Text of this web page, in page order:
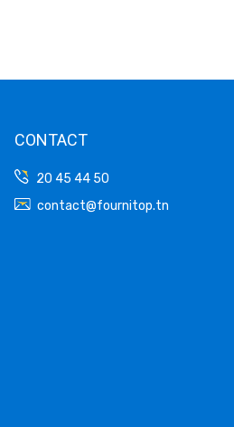
CONTACT
20 45 44 50
contact@fournitop.tn